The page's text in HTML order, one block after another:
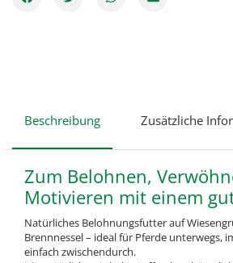
Beschreibung Zusätzliche
Zum Belohnen,
Motivieren mit einem
Natürliches Belohnungsfutter auf
Brennnessel – ideal für Pferde unterwegs,
einfach zwischendurch.